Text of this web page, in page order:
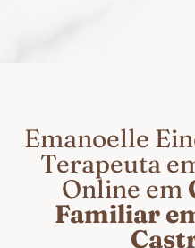
Emanoelle
Terapeuta
Online em
Familiar